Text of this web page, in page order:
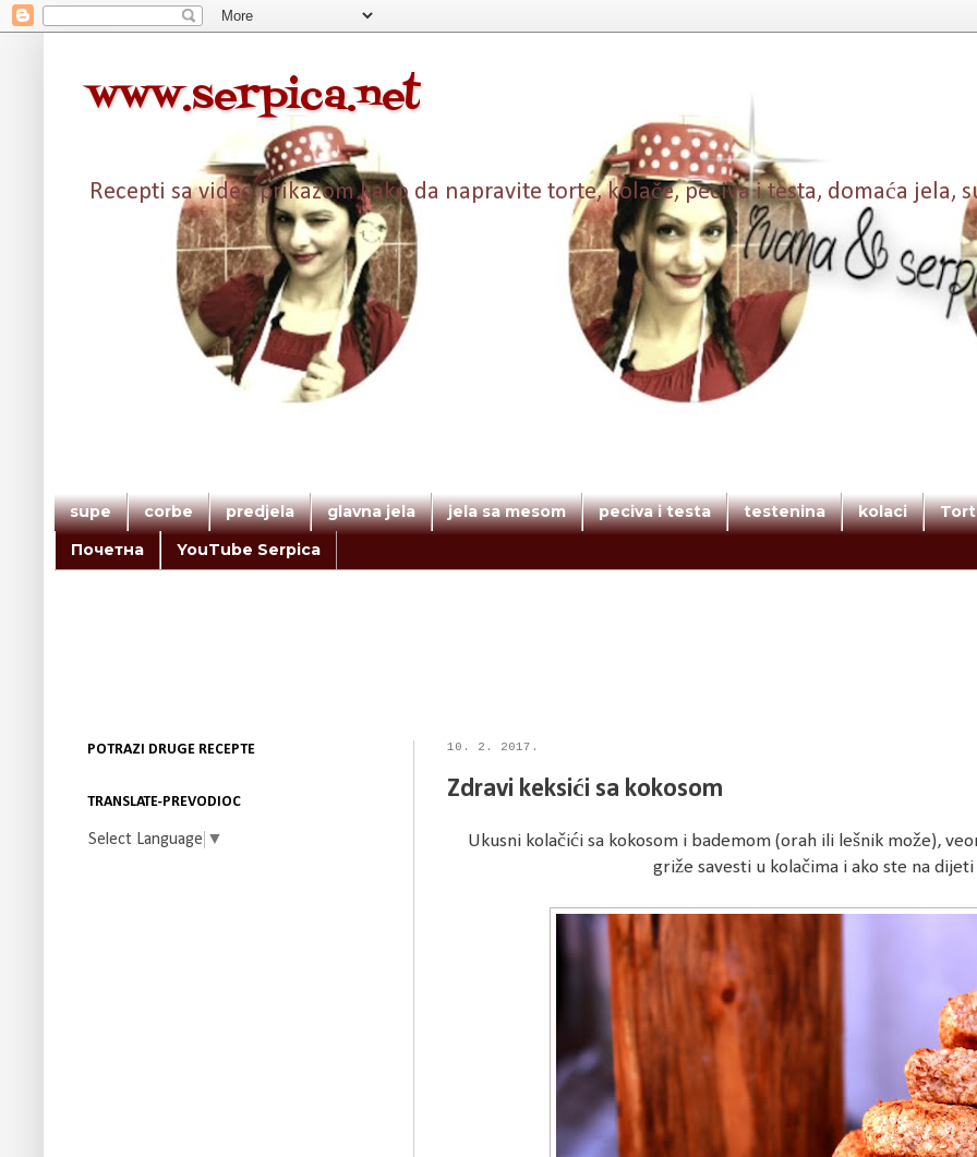
www.serpica.net
Recepti sa video prikazom kako da napravite torte, kolače, peciva i testa, domaća jela,
supe corbe predjela glavna jela jela sa mesom peciva i testa testenina kolaci
Почетна
YouTube Serpica
10. 2. 2017.
Zdravi keksići sa kokosom
Ukusni kolačići sa kokosom i bademom (orah ili lešnik može),
griže savesti u kolačima i ako ste na
POTRAZI DRUGE RECEPTE
TRANSLATE-PREVODIOC
Select Language ▼